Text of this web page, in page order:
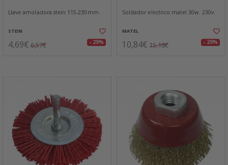
Llave amoladora stein 115-230mm.
STEIN
4,69€ 6,57€ - 29%
Soldador electrico matel 30w. 230v.
MATEL
10,84€ 15,18€ - 29%